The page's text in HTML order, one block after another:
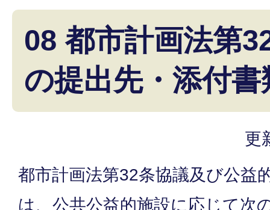
08 都市計画法第
の提出先・添付書
更
都市計画法第32条協議及び公益
は、公共公益的施設に応じて次